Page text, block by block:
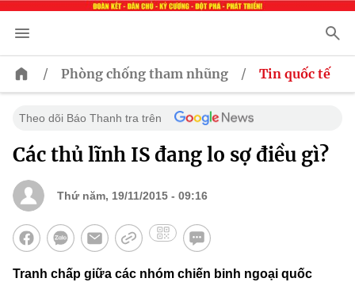
/ Phòng chống tham nhũng / Tin quốc tế
Theo dõi Báo Thanh tra trên
Các thủ lĩnh IS đang lo sợ điều gì?
Thứ năm, 19/11/2015 - 09:16
Tranh chấp giữa các nhóm chiến binh ngoại quốc